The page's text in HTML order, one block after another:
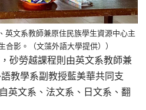
英文系教師兼原住民族學生資源中心主
影。（文藻外語大學提供））
砂勞越課程則 由英文系教師兼
教學系副教授藍美華共同支
英文系、法文系、日文系、翻